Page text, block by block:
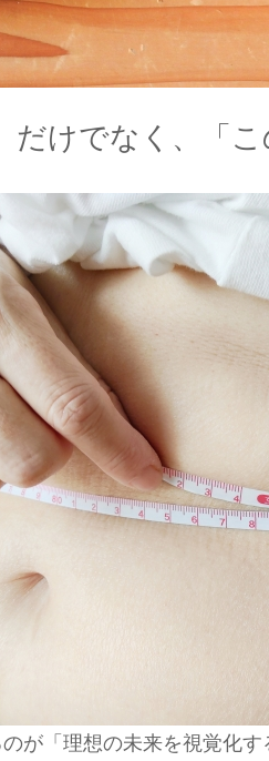
だけでなく、「
が「理想の未来を視覚化す